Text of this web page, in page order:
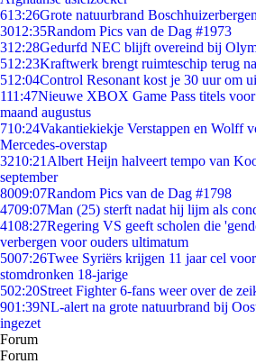
613:26Grote natuurbrand
3012:35Random Pics van de Dag #1973
312:28Gedurfd NEC blijft overeind bij
512:23Kraftwerk brengt ruimteschip terug
512:04Control Resonant kost je 30 uur om
111:47Nieuwe XBOX Game Pass titels voor
maand augustus
710:24Vakantiekiekje Verstappen en Wolff
Mercedes-overstap
3210:21 Albert Heijn halveert tempo van
september
8009:07Random Pics van de Dag #1798
4709:07Man (25) sterft nadat hij lijm als
4108:27Regering VS geeft scholen die
verbergen voor ouders ultimatum
5007:26Twee Syriërs krijgen 11 jaar cel
stomdronken 18-jarige
502:20Street Fighter 6-fans weer over de
901:39NL-alert na grote natuurbrand bij
ingezet
Forum
Forum